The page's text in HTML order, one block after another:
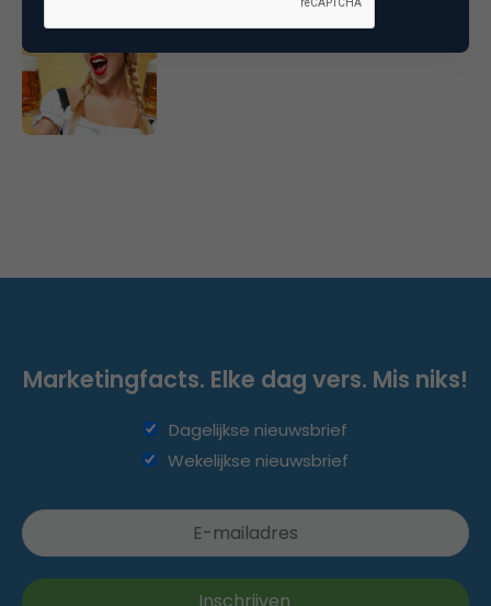
Waarom Beieren anders is dan
Silicon Valley
Marketingfacts. Elke dag vers. Mis niks!
Dagelijkse nieuwsbrief
Wekelijkse nieuwsbrief